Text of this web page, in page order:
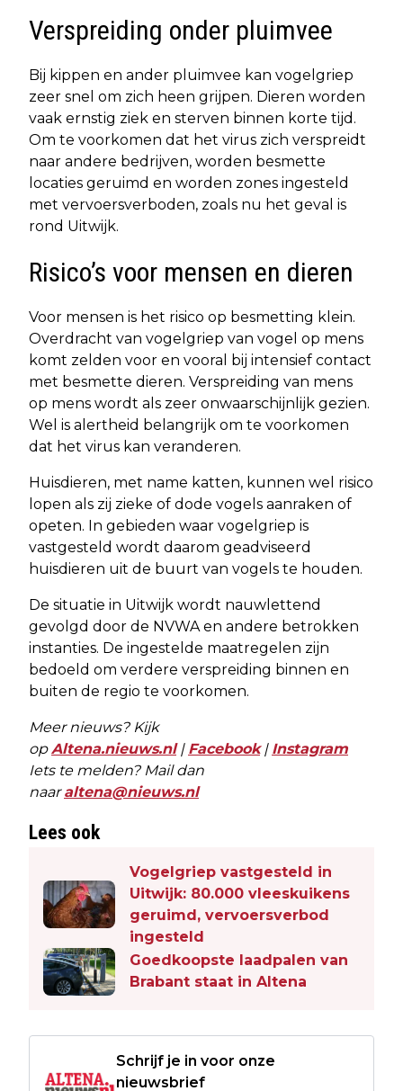
Verspreiding onder pluimvee
Bij kippen en ander pluimvee kan vogelgriep
zeer snel om zich heen grijpen. Dieren worden
vaak ernstig ziek en sterven binnen korte tijd.
Om te voorkomen dat het virus zich verspreidt
naar andere bedrijven, worden besmette
locaties geruimd en worden zones ingesteld
met vervoersverboden, zoals nu het geval is
rond Uitwijk.
Risico’s voor mensen en dieren
Voor mensen is het risico op besmetting klein.
Overdracht van vogelgriep van vogel op mens
komt zelden voor en vooral bij intensief contact
met besmette dieren. Verspreiding van mens
op mens wordt als zeer onwaarschijnlijk gezien.
Wel is alertheid belangrijk om te voorkomen
dat het virus kan veranderen.
Huisdieren, met name katten, kunnen wel risico
lopen als zij zieke of dode vogels aanraken of
opeten. In gebieden waar vogelgriep is
vastgesteld wordt daarom geadviseerd
huisdieren uit de buurt van vogels te houden.
De situatie in Uitwijk wordt nauwlettend
gevolgd door de NVWA en andere betrokken
instanties. De ingestelde maatregelen zijn
bedoeld om verdere verspreiding binnen en
buiten de regio te voorkomen.
Meer nieuws? Kijk
opAltena.nieuws.nl| Facebook| Instagram
Iets te melden? Mail dan
naaraltena@nieuws.nl
Lees ook
Vogelgriep vastgesteld in
Uitwijk: 80.000 vleeskuikens
geruimd, vervoersverbod
ingesteld
Goedkoopste laadpalen van
Brabant staat in Altena
Schrijf je in voor onze
nieuwsbrief